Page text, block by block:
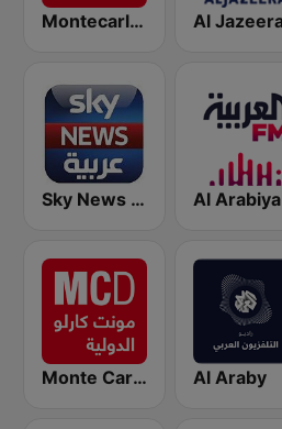
Montecarlo al doualiya (مونت كارلو الدولية)
Sky News Arabia (سكاي نيوز عربية)
Monte Carlo Doualiya Al Araby